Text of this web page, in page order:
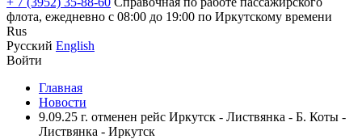
флота, ежедневно с 08:00 до 19:00 по Иркутскому времени
Rus
Русский English
Войти
Главная
Новости
9.09.25 г. отменен рейс Иркутск - Листвянка - Б. Коты -
Листвянка - Иркутск